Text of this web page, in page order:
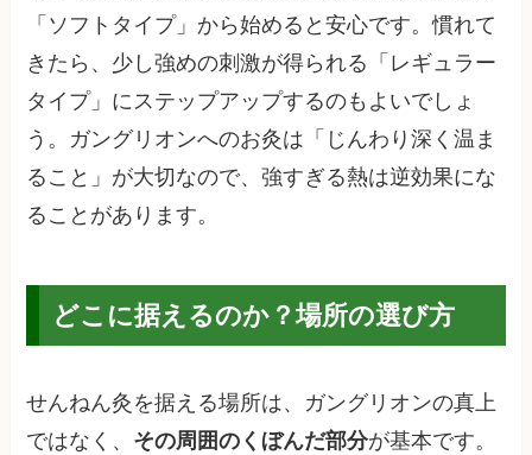
「ソフトタイプ」から始めると安心です。慣れて
きたら、少し強めの刺激が得られる「レギュラー
タイプ」にステップアップするのもよいでしょ
う。ガングリオンへのお灸は「じんわり深く温ま
ること」が大切なので、強すぎる熱は逆効果にな
ることがあります。
どこに据えるのか？場所の選び方
せんねん灸を据える場所は、ガングリオンの真上
ではなく、 その周囲のくぼんだ部分が基本です。